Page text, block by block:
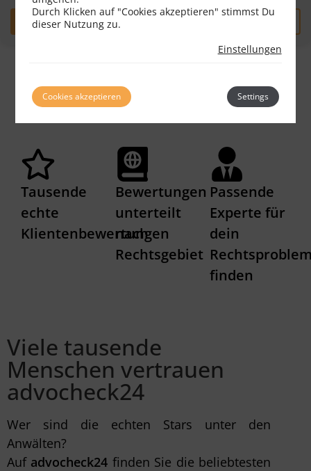
Erstgespräch
Tausende
echte
Klientenbewertungen
Bewertungen
unterteilt
nach
Rechtsgebiet
Passende
Experte für
dein
finden
Viele tausende
Menschen vertrauen
advocheck24
Wer sind die echten Stars unter den
Anwälten?
Auf advocheck24 finden Sie die beliebtesten
Durch Klicken auf "Cookies akzeptieren" stimmst Du
dieser Nutzung zu.
Einstellungen
Cookies akzeptieren Settings